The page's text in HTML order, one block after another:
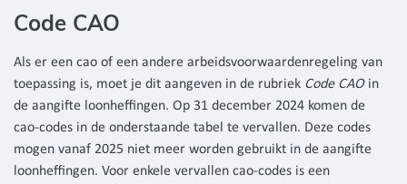
Code CAO
Als er een cao of een andere arbeidsvoorwaardenregeling van
toepassing is, moet je dit aangeven in de rubriek Code CAOin
de aangifte loonheffingen. Op 31 december 2024 komen de
cao-codes in de onderstaande tabel te vervallen. Deze codes
mogen vanaf 2025 niet meer worden gebruikt in de aangifte
loonheffingen. Voor enkele vervallen cao-codes is een